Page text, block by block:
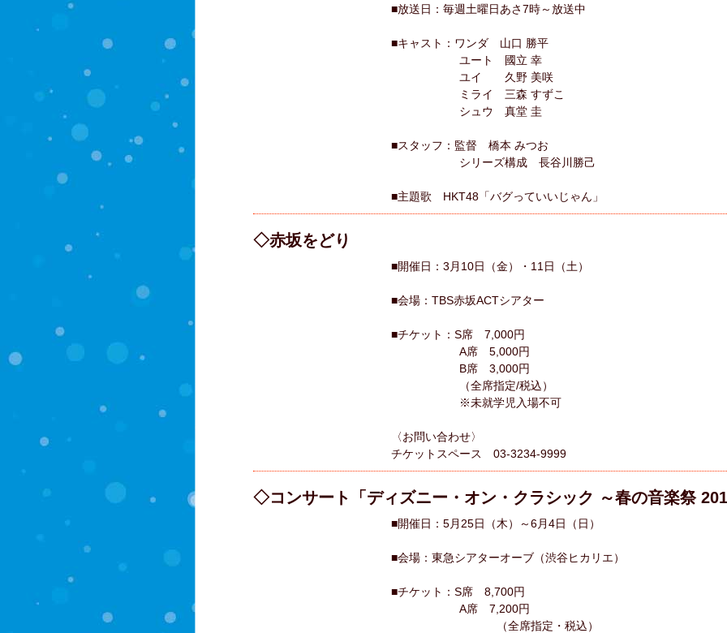
■放送日：毎週土曜日あさ7時～放送中
■キャスト：ワンダ 山口 勝平
ユート 國立 幸
ユイ 久野 美咲
ミライ 三森 すずこ
シュウ 真堂 圭
■スタッフ：監督 橋本 みつお
シリーズ構成 長谷川勝己
■主題歌 HKT48「バグっていいじゃん」
◇赤坂をどり
■開催日：3月10日（金）・11日（土）
■会場：TBS赤坂ACTシアター
■チケット：S席 7,000円
A席 5,000円
B席 3,000円
（全席指定/税込）
※未就学児入場不可
〈お問い合わせ〉
チケットスペース 03-3234-9999
◇コンサート「ディズニー・オン・クラシック ～春の音楽祭
■開催日：5月25日（木）～6月4日（日）
■会場：東急シアターオーブ（渋谷ヒカリエ）
■チケット：S席 8,700円
A席 7,200円
（全席指定・税込）